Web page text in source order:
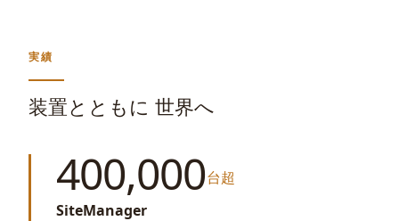
実績
装置とともに 世界へ
400,000台超
SiteManager